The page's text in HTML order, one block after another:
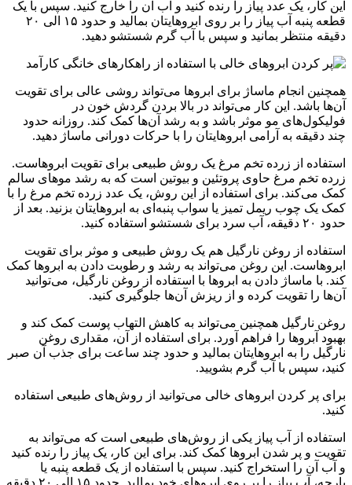
این کار، یک عدد پیاز را رنده کنید و آب آن را خارج کنید. سپس با یک
قطعه پنبه آب پیاز را بر روی ابروهایتان بمالید و حدود ۱۵ الی ۲۰
دقیقه منتظر بمانید و سپس با آب گرم شستشو دهید.
همچنین انجام ماساژ برای ابروها می‌تواند روشی عالی برای تقویت
آن‌ها باشد. این کار می‌تواند در بالا بردن گردش خون در
فولیکول‌های مو موثر باشد و به رشد آن‌ها کمک کند. روزانه حدود
چند دقیقه به آرامی ابروهایتان را با حرکات دورانی ماساژ دهید.
استفاده از زرده تخم مرغ یک روش طبیعی برای تقویت ابروهاست.
زرده تخم مرغ حاوی پروتئین و بیوتین است که به رشد موهای سالم
کمک می‌کند. برای استفاده از این روش، یک عدد زرده تخم مرغ را با
کمک یک چوب ریمل تمیز یا سواب پنبه‌ای به ابروهایتان بزنید. بعد از
حدود ۲۰ دقیقه، آب سرد برای شستشو استفاده کنید.
استفاده از روغن نارگیل هم یک روش طبیعی و موثر برای تقویت
ابروهاست. این روغن می‌تواند به رشد و رطوبت دادن به ابروها کمک
کند. با ماساژ دادن به ابروها با استفاده از روغن نارگیل، می‌توانید
آن‌ها را تقویت کرده و از ریزش آن‌ها جلوگیری کنید.
روغن نارگیل همچنین می‌تواند به کاهش التهاب پوست کمک کند و
بهبود آبروها را فراهم آورد. برای استفاده از آن، مقداری روغن
نارگیل را به ابروهایتان بمالید و حدود چند ساعت برای جذب آن صبر
کنید، سپس با آب گرم بشویید.
برای پر کردن ابروهای خالی می‌توانید از روش‌های طبیعی استفاده
کنید.
استفاده از آب پیاز یکی از روش‌های طبیعی است که می‌تواند به
تقویت و پر شدن ابروها کمک کند. برای این کار، یک پیاز را رنده کنید
و آب آن را استخراج کنید. سپس با استفاده از یک قطعه پنبه یا
پارچه، آب پیاز را بر روی ابروهای خود بمالید. حدود ۱۵ الی ۲۰ دقیقه